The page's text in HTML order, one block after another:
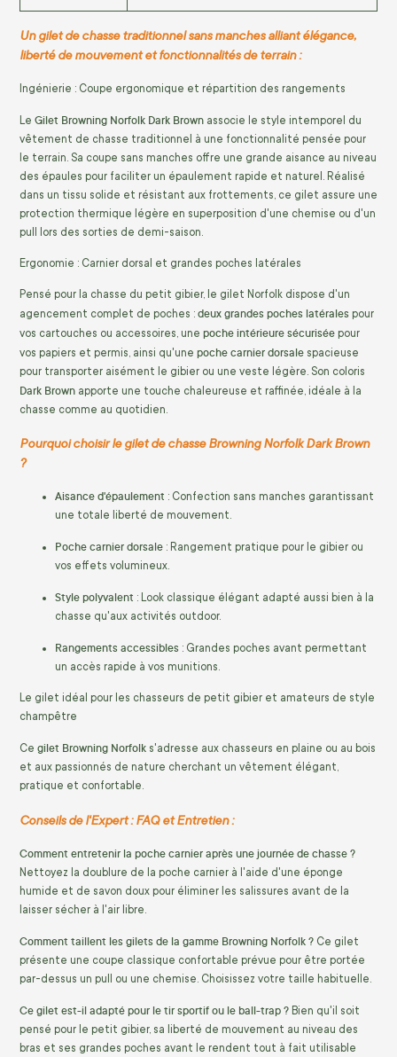
Un gilet de chasse traditionnel sans manches alliant élégance,
liberté de mouvement et fonctionnalités de terrain :
Ingénierie : Coupe ergonomique et répartition des rangements
Le Gilet Browning Norfolk Dark Brown associe le style intemporel du
vêtement de chasse traditionnel à une fonctionnalité pensée pour
le terrain. Sa coupe sans manches offre une grande aisance au niveau
des épaules pour faciliter un épaulement rapide et naturel. Réalisé
dans un tissu solide et résistant aux frottements, ce gilet assure une
protection thermique légère en superposition d'une chemise ou d'un
pull lors des sorties de demi-saison.
Ergonomie : Carnier dorsal et grandes poches latérales
Pensé pour la chasse du petit gibier, le gilet Norfolk dispose d'un
agencement complet de poches : deux grandes poches latérales pour
vos cartouches ou accessoires, une poche intérieure sécurisée pour
vos papiers et permis, ainsi qu'une poche carnier dorsale spacieuse
pour transporter aisément le gibier ou une veste légère. Son coloris
Dark Brown apporte une touche chaleureuse et raffinée, idéale à la
chasse comme au quotidien.
Pourquoi choisir le gilet de chasse Browning Norfolk Dark Brown
?
Aisance d'épaulement : Confection sans manches garantissant
une totale liberté de mouvement.
Poche carnier dorsale : Rangement pratique pour le gibier ou
vos effets volumineux.
Style polyvalent : Look classique élégant adapté aussi bien à la
chasse qu'aux activités outdoor.
Rangements accessibles : Grandes poches avant permettant
un accès rapide à vos munitions.
Le gilet idéal pour les chasseurs de petit gibier et amateurs de style
champêtre
Ce gilet Browning Norfolk s'adresse aux chasseurs en plaine ou au bois
et aux passionnés de nature cherchant un vêtement élégant,
pratique et confortable.
Conseils de l'Expert : FAQ et Entretien :
Comment entretenir la poche carnier après une journée de chasse ?
Nettoyez la doublure de la poche carnier à l'aide d'une éponge
humide et de savon doux pour éliminer les salissures avant de la
laisser sécher à l'air libre.
Comment taillent les gilets de la gamme Browning Norfolk ? Ce gilet
présente une coupe classique confortable prévue pour être portée
par-dessus un pull ou une chemise. Choisissez votre taille habituelle.
Ce gilet est-il adapté pour le tir sportif ou le ball-trap ? Bien qu'il soit
pensé pour le petit gibier, sa liberté de mouvement au niveau des
bras et ses grandes poches avant le rendent tout à fait utilisable